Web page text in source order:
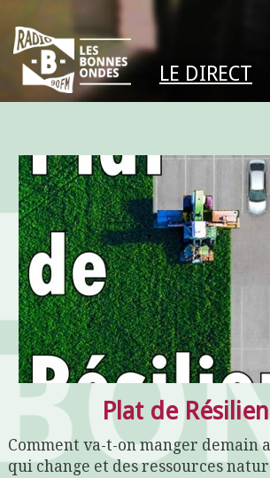
LE DIRECT
Plat de
Comment va-t-on manger demain
qui change et des ressources